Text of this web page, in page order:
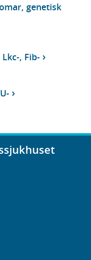
genetisk
, Fib-